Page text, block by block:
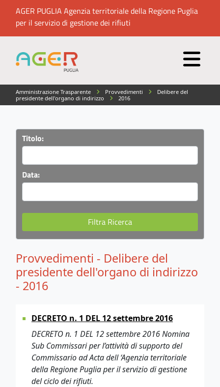
AGER PUGLIA Agenzia territoriale della Regione Puglia
per il servizio di gestione dei rifiuti
Amministrazione Trasparente Provvedimenti
Delibere del
presidente dell'organo di indirizzo
2016
Titolo:
Data:
Provvedimenti - Delibere del
presidente dell'organo di indirizzo
- 2016
DECRETO n. 1 DEL 12 settembre 2016
DECRETO n. 1 DEL 12 settembre 2016 Nomina
Sub Commissari per l’attività di supporto del
Commissario ad Acta dell ‘Agenzia territoriale
della Regione Puglia per il servizio di gestione
del ciclo dei rifiuti.